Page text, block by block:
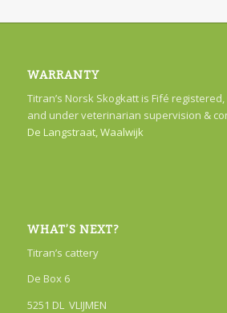
WARRANTY
Titran’s Norsk Skogkatt is Fifé
and under veterinarian supervision &
De Langstraat, Waalwijk
WHAT’S NEXT?
Titran’s cattery
De Box 6
5251 DL VLIJMEN